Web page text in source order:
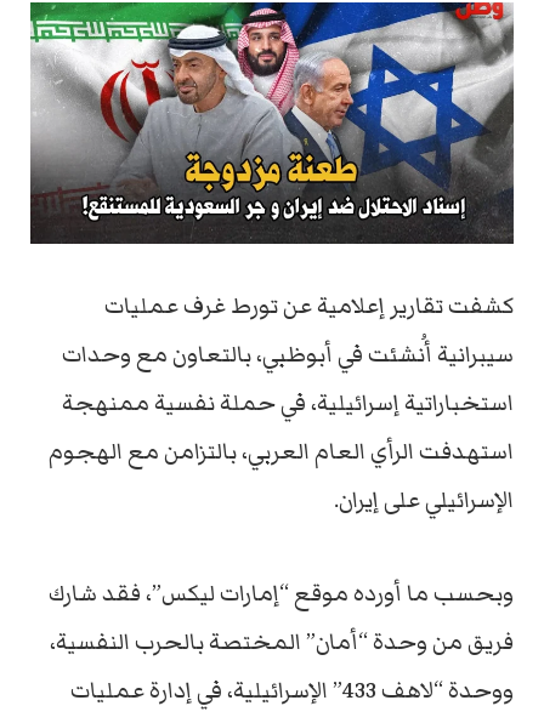
كشفت تقارير إعلامية عن تورط غرف عمليات
سيبرانية أُنشئت في أبوظبي، بالتعاون مع وحدات
استخباراتية إسرائيلية، في حملة نفسية ممنهجة
استهدفت الرأي العام العربي، بالتزامن مع الهجوم
الإسرائيلي على إيران.
وبحسب ما أورده موقع “إمارات ليكس”، فقد شارك
فريق من وحدة “أمان” المختصة بالحرب النفسية،
ووحدة “لاهف 433” الإسرائيلية، في إدارة عمليات